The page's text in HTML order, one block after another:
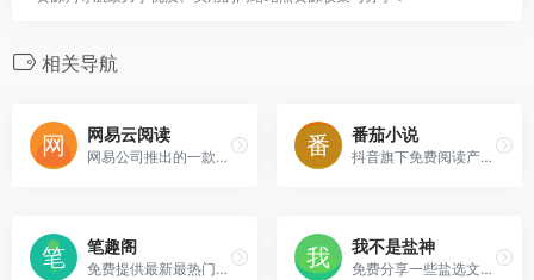
相关导航
网易云阅读
网易公司推出的一款数字阅读应用，旨在为用户提供海量的小说、图书等阅读资源，满足多样化的阅读需求。
番茄小说
抖音旗下免费阅读产品，拥有海量正版小说资源，支持听书畅读。
笔趣阁
免费提供最新最热门小说阅读，是广大网络小说爱好者收藏的小说阅读网。
我不是盐神
免费分享一些盐选文章，免费阅读网站